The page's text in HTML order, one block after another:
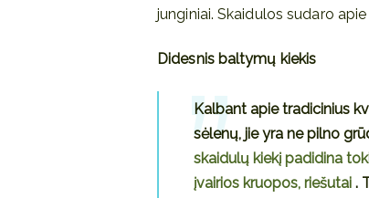
junginiai. Skaidulos sudaro
Didesnis baltymų kiekis
Kalbant apie tradicinius
sėlenų, jie yra ne pilno
skaidulų kiekį padidina
įvairios kruopos, riešutai.